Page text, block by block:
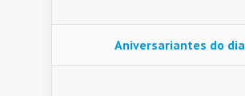
Aniversariantes do dia